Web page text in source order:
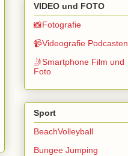
VIDEO und FOTO
📸Fotografie
📹Videografie Podcasten
🤳Smartphone Film und
Foto
Sport
BeachVolleyball
Bungee Jumping